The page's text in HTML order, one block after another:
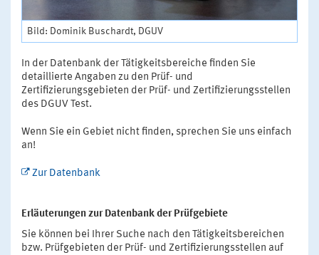
Bild: Dominik Buschardt, DGUV
In der Datenbank der Tätigkeitsbereiche finden Sie
detaillierte Angaben zu den Prüf- und
Zertifizierungsgebieten der Prüf- und Zertifizierungsstellen
des DGUV Test.
Wenn Sie ein Gebiet nicht finden, sprechen Sie uns einfach
an!
Zur Datenbank
Erläuterungen zur Datenbank der Prüfgebiete
Sie können bei Ihrer Suche nach den Tätigkeitsbereichen
bzw. Prüfgebieten der Prüf- und Zertifizierungsstellen auf